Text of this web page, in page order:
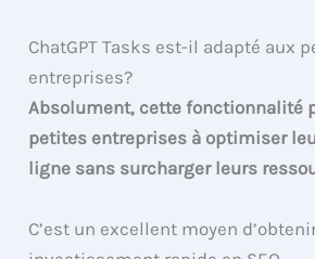
ChatGPT Tasks est-il adapté aux
entreprises?
Absolument, cette fonctionnalité
petites entreprises à optimiser
ligne sans surcharger leurs
C’est un excellent moyen